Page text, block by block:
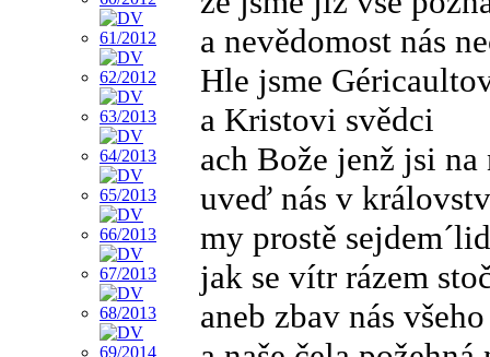
a nevědomost nás
Hle jsme
a Kristovi svědci
ach Bože jenž jsi na
uveď nás v
my prostě
jak se vítr rázem
aneb zbav nás